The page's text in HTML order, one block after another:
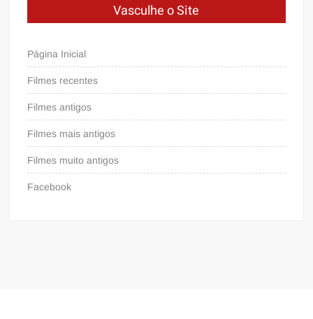
Vasculhe o Site
Página Inicial
Filmes recentes
Filmes antigos
Filmes mais antigos
Filmes muito antigos
Facebook